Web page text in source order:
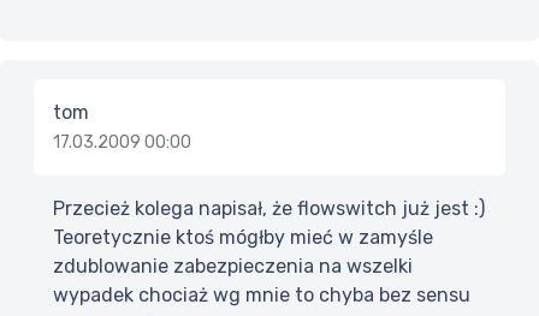
tom
17.03.2009 00:00
Przecież kolega napisał, że flowswitch już jest :)
Teoretycznie ktoś mógłby mieć w zamyśle
zdublowanie zabezpieczenia na wszelki
wypadek chociaż wg mnie to chyba bez sensu